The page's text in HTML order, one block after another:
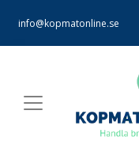
info@kopmatonline.se